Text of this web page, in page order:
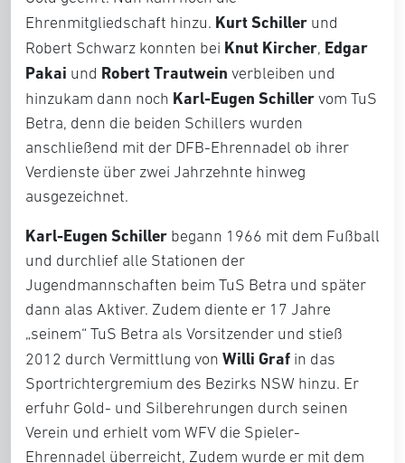
Ehrenmitgliedschaft hinzu. Kurt Schiller und
Robert Schwarz konnten bei Knut Kircher, Edgar
Pakai und Robert Trautwein verbleiben und
hinzukam dann noch Karl-Eugen Schiller vom TuS
Betra, denn die beiden Schillers wurden
anschließend mit der DFB-Ehrennadel ob ihrer
Verdienste über zwei Jahrzehnte hinweg
ausgezeichnet.
Karl-Eugen Schiller begann 1966 mit dem Fußball
und durchlief alle Stationen der
Jugendmannschaften beim TuS Betra und später
dann alas Aktiver. Zudem diente er 17 Jahre
„seinem“ TuS Betra als Vorsitzender und stieß
2012 durch Vermittlung von Willi Graf in das
Sportrichtergremium des Bezirks NSW hinzu. Er
erfuhr Gold- und Silberehrungen durch seinen
Verein und erhielt vom WFV die Spieler-
Ehrennadel überreicht, Zudem wurde er mit dem